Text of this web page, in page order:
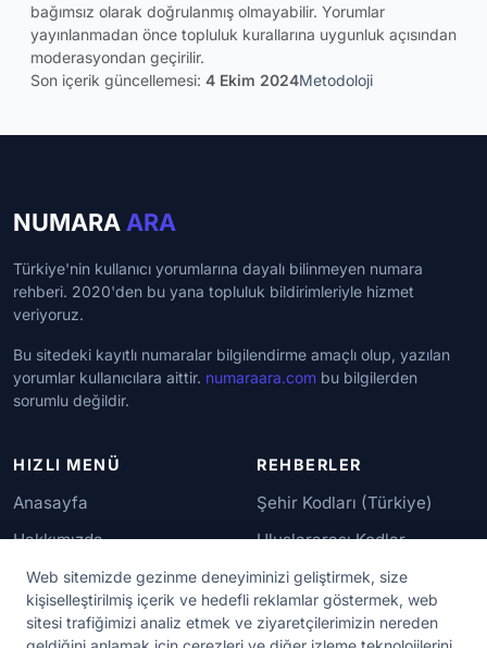
Web sitemizde gezinme deneyiminizi geliştirmek, size
kişiselleştirilmiş içerik ve hedefli reklamlar göstermek, web
sitesi trafiğimizi analiz etmek ve ziyaretçilerimizin nereden
bağımsız olarak doğrulanmış olmayabilir. Yorumlar
yayınlanmadan önce topluluk kurallarına uygunluk açısından
moderasyondan geçirilir.
Son içerik güncellemesi: 4 Ekim 2024Metodoloji
NUMARA ARA
Türkiye'nin kullanıcı yorumlarına dayalı bilinmeyen numara
rehberi. 2020'den bu yana topluluk bildirimleriyle hizmet
veriyoruz.
Bu sitedeki kayıtlı numaralar bilgilendirme amaçlı olup, yazılan
yorumlar kullanıcılara aittir. numaraara.com bu bilgilerden
sorumlu değildir.
HIZLI MENÜ
Anasayfa
Hakkımızda
İletişim
REHBERLER
Şehir Kodları (Türkiye)
Uluslararası Kodlar
Güvenilir Numaralar
YASAL KORUMA